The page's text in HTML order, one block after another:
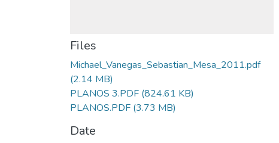
Files
Michael_Vanegas_Sebastian_Mesa_2011.pdf
(2.14 MB)
PLANOS 3.PDF (824.61 KB)
PLANOS.PDF (3.73 MB)
Date